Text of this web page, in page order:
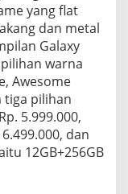
yang flat
dan metal
Galaxy
warna
Awesome
tiga pilihan
5.999.000,
dan
12GB+256GB